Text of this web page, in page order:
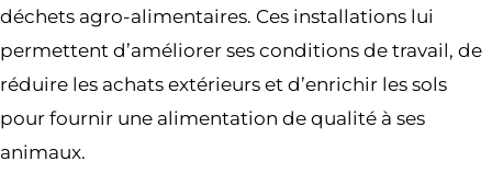
déchets agro-alimentaires. Ces installations lui
permettent d’améliorer ses conditions de travail, de
réduire les achats extérieurs et d’enrichir les sols
pour fournir une alimentation de qualité à ses
animaux.